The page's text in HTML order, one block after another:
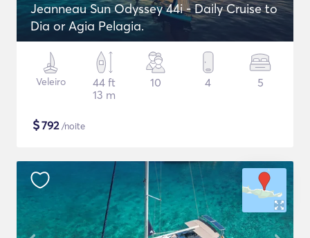
Jeanneau Sun Odyssey 44i - Daily Cruise to
Dia or Agia Pelagia.
Veleiro
44 ft
13 m
10 4 5
$792/noite